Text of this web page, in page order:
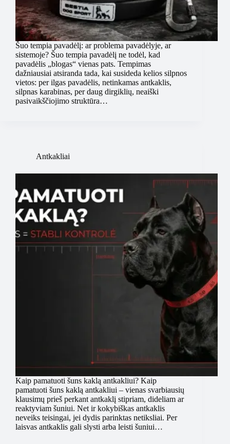
Šuo tempia pavadėlį: ar problema pavadėlyje, ar
sistemoje? Šuo tempia pavadėlį ne todėl, kad
pavadėlis „blogas“ vienas pats. Tempimas
dažniausiai atsiranda tada, kai susideda kelios silpnos
vietos: per ilgas pavadėlis, netinkamas antkaklis,
silpnas karabinas, per daug dirgiklių, neaiški
pasivaikščiojimo struktūra…
Antkakliai
Kaip pamatuoti šuns kaklą antkakliui? Kaip
pamatuoti šuns kaklą antkakliui – vienas svarbiausių
klausimų prieš perkant antkaklį stipriam, dideliam ar
reaktyviam šuniui. Net ir kokybiškas antkaklis
neveiks teisingai, jei dydis parinktas netiksliai. Per
laisvas antkaklis gali slysti arba leisti šuniui…